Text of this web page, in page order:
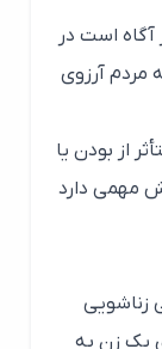
است در
آرزوی
بودن یا
دارد
زن به